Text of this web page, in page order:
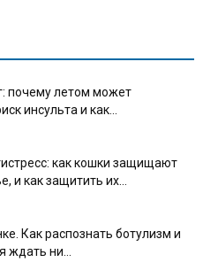
почему летом может
инсульта и как...
как кошки защищают
и как защитить их...
Как распознать ботулизм и
ждать ни...